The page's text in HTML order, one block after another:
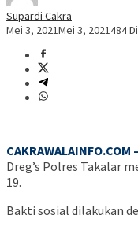
Supardi Cakra
Mei 3, 2021Mei 3, 2021484
CAKRAWALAINFO.COM
Dreg’s Polres Takalar
19.
Bakti sosial dilakukan